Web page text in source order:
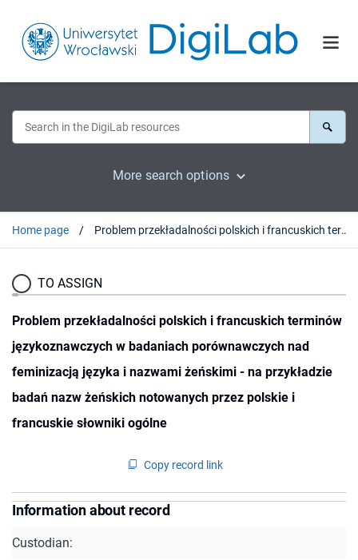
More search options
Home page Problem przekładalności polskich i francuskich terminów językoznawczych w badaniach porównawczych nad feminizacją języka i nazwami żeńskimi - na przykładzie badań nazw żeńskich notowanych przez polskie i francuskie słowniki ogólne
TO ASSIGN
Problem przekładalności polskich i francuskich terminów
językoznawczych w badaniach porównawczych nad
feminizacją języka i nazwami żeńskimi - na przykładzie
badań nazw żeńskich notowanych przez polskie i
francuskie słowniki ogólne
Copy record link
Information about record
Custodian: